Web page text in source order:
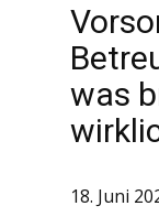
was
18. Juni